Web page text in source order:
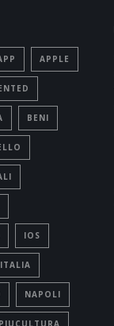
APPLE
BENI
IOS
ITALIA
NAPOLI
PIUCULTURA